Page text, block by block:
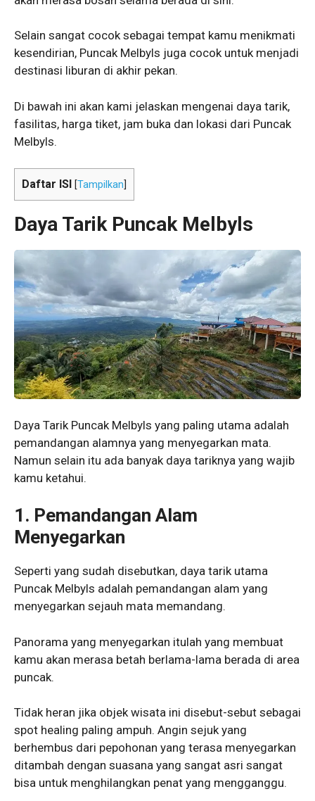
Selain sangat cocok sebagai tempat kamu menikmati
kesendirian, Puncak Melbyls juga cocok untuk menjadi
destinasi liburan di akhir pekan.
Di bawah ini akan kami jelaskan mengenai daya tarik,
fasilitas, harga tiket, jam buka dan lokasi dari Puncak
Melbyls.
Daftar ISI [Tampilkan
Daya Tarik Puncak Melbyls
Daya Tarik Puncak Melbyls yang paling utama adalah
pemandangan alamnya yang menyegarkan mata.
Namun selain itu ada banyak daya tariknya yang wajib
kamu ketahui.
1. Pemandangan Alam
Menyegarkan
Seperti yang sudah disebutkan, daya tarik utama
Puncak Melbyls adalah pemandangan alam yang
menyegarkan sejauh mata memandang.
Panorama yang menyegarkan itulah yang membuat
kamu akan merasa betah berlama-lama berada di area
puncak.
Tidak heran jika objek wisata ini disebut-sebut sebagai
spot healing paling ampuh. Angin sejuk yang
berhembus dari pepohonan yang terasa menyegarkan
ditambah dengan suasana yang sangat asri sangat
bisa untuk menghilangkan penat yang mengganggu.